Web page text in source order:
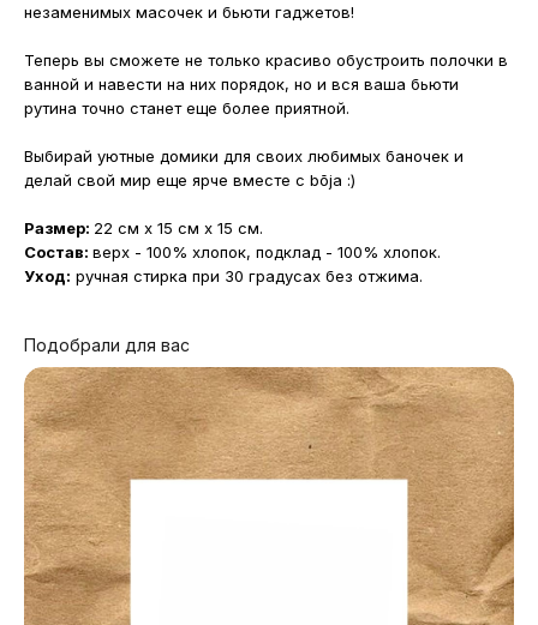
незаменимых масочек и бьюти гаджетов!
Теперь вы сможете не только красиво обустроить полочки в
ванной и навести на них порядок, но и вся ваша бьюти
рутина точно станет еще более приятной.
Выбирай уютные домики для своих любимых баночек и
делай свой мир еще ярче вместе с bōja :)
Размер: 22 см x 15 см x 15 см.
Состав: верх - 100% хлопок, подклад - 100% хлопок.
Уход: ручная стирка при 30 градусах без отжима.
Подобрали для вас